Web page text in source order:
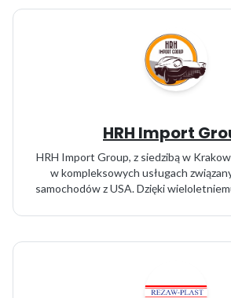
HRH Import
HRH Import Group, z siedzibą w
w kompleksowych usługach
samochodów z USA. Dzięki